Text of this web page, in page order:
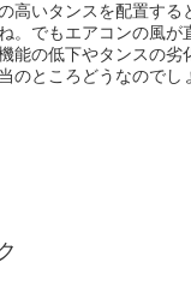
高いタンスを配置する
。でもエアコンの風が
能の低下やタンスの劣
のところどうなのでし